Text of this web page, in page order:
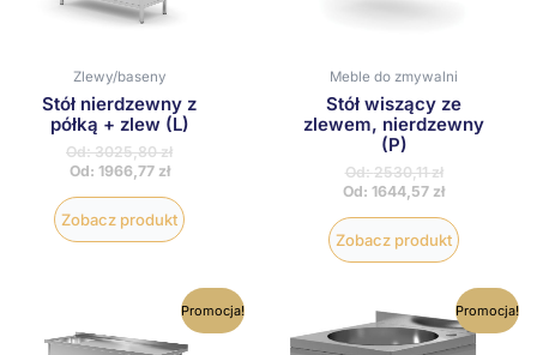
Zlewy/baseny
Stół nierdzewny z
półką + zlew (L)
Od:3025,80zł
Od: 1966,77 zł
Zobacz produkt
produktu
Meble do zmywalni
Stół wiszący ze
zlewem, nierdzewny
(P)
Od:2530,11zł
Od: 1644,57 zł
Zobacz produkt
produktu
Promocja!
Ten
produkt
ma
Promocja!
Ten
produkt
ma